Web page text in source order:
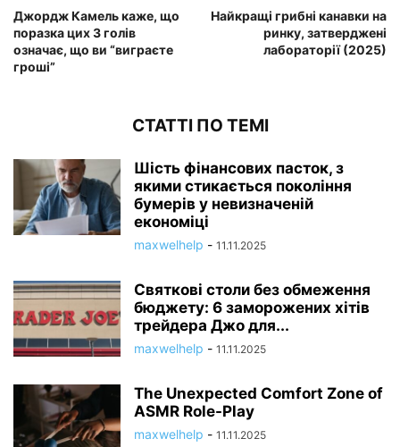
Джордж Камель каже, що
поразка цих 3 голів
означає, що ви “виграєте
гроші”
Найкращі грибні канавки на
ринку, затверджені
лабораторії (2025)
СТАТТІ ПО ТЕМІ
Шість фінансових пасток, з
якими стикається покоління
бумерів у невизначеній
економіці
maxwelhelp - 11.11.2025
Святкові столи без обмеження
бюджету: 6 заморожених хітів
трейдера Джо для...
maxwelhelp - 11.11.2025
The Unexpected Comfort Zone of
ASMR Role-Play
maxwelhelp - 11.11.2025